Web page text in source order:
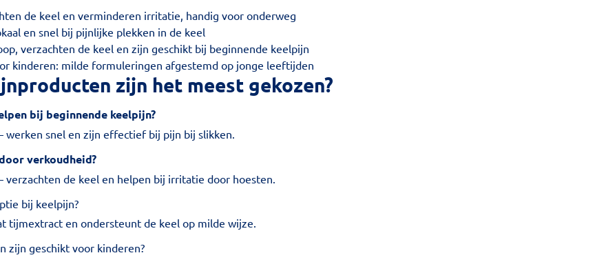
de keel en verminderen irritatie, handig voor onderweg
en snel bij pijnlijke plekken in de keel
verzachten de keel en zijn geschikt bij beginnende keelpijn
kinderen: milde formuleringen afgestemd op jonge leeftijden
zijn het meest gekozen?
bij beginnende keelpijn?
werken snel en zijn effectief bij pijn bij slikken.
verkoudheid?
verzachten de keel en helpen bij irritatie door hoesten.
bij keelpijn?
tijmextract en ondersteunt de keel op milde wijze.
zijn geschikt voor kinderen?